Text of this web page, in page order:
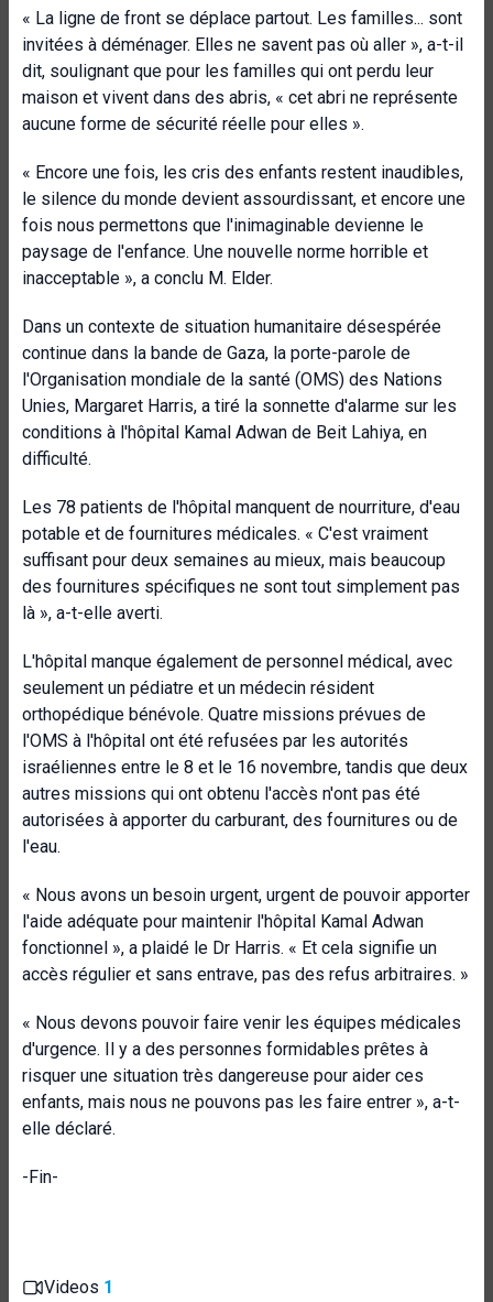
« La ligne de front se déplace partout. Les familles... sont
invitées à déménager. Elles ne savent pas où aller », a-t-il
dit, soulignant que pour les familles qui ont perdu leur
maison et vivent dans des abris, « cet abri ne représente
aucune forme de sécurité réelle pour elles ».
« Encore une fois, les cris des enfants restent inaudibles,
le silence du monde devient assourdissant, et encore une
fois nous permettons que l'inimaginable devienne le
paysage de l'enfance. Une nouvelle norme horrible et
inacceptable », a conclu M. Elder.
Dans un contexte de situation humanitaire désespérée
continue dans la bande de Gaza, la porte-parole de
l'Organisation mondiale de la santé (OMS) des Nations
Unies, Margaret Harris, a tiré la sonnette d'alarme sur les
conditions à l'hôpital Kamal Adwan de Beit Lahiya, en
difficulté.
Les 78 patients de l'hôpital manquent de nourriture, d'eau
potable et de fournitures médicales. « C'est vraiment
suffisant pour deux semaines au mieux, mais beaucoup
des fournitures spécifiques ne sont tout simplement pas
là », a-t-elle averti.
L'hôpital manque également de personnel médical, avec
seulement un pédiatre et un médecin résident
orthopédique bénévole. Quatre missions prévues de
l'OMS à l'hôpital ont été refusées par les autorités
israéliennes entre le 8 et le 16 novembre, tandis que deux
autres missions qui ont obtenu l'accès n'ont pas été
autorisées à apporter du carburant, des fournitures ou de
l'eau.
« Nous avons un besoin urgent, urgent de pouvoir apporter
l'aide adéquate pour maintenir l'hôpital Kamal Adwan
fonctionnel », a plaidé le Dr Harris. « Et cela signifie un
accès régulier et sans entrave, pas des refus arbitraires. »
« Nous devons pouvoir faire venir les équipes médicales
d'urgence. Il y a des personnes formidables prêtes à
risquer une situation très dangereuse pour aider ces
enfants, mais nous ne pouvons pas les faire entrer », a-t-
elle déclaré.
-Fin-
Videos 1